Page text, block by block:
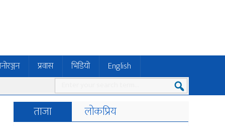
प्रवास भिडियो English
ताजा लोकप्रिय